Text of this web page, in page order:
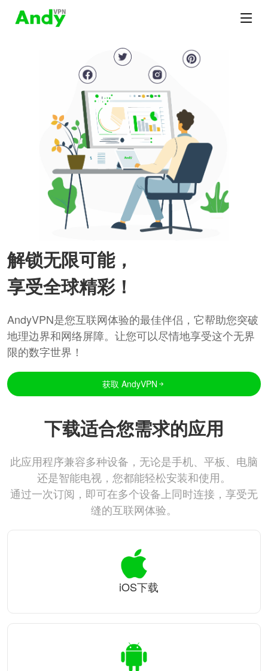
解锁无限可能，
享受全球精彩！
AndyVPN是您互联网体验的最佳伴侣，它帮助您突破
地理边界和网络屏障。让您可以尽情地享受这个无界
限的数字世界！
获取 AndyVPN
下载适合您需求的应用
此应用程序兼容多种设备，无论是手机、平板、电脑
还是智能电视，您都能轻松安装和使用。
通过一次订阅，即可在多个设备上同时连接，享受无
缝的互联网体验。
iOS下载